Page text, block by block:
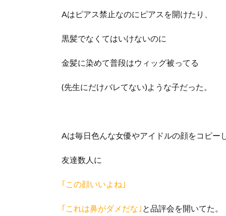
Aはピアス禁止なのにピアスを開けたり、
黒髪でなくてはいけないのに
金髪に染めて普段はウィッグ被ってる
(先生にだけバレてない)ような子だった。
Aは毎日色んな女優やアイドルの顔をコピー
友達数人に
｢この顔いいよね｣
｢これは鼻がダメだな｣ と品評会を開いてた。